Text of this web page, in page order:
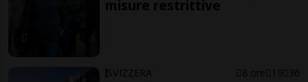
misure restrittive
SVIZZERA 8 ore 19 36